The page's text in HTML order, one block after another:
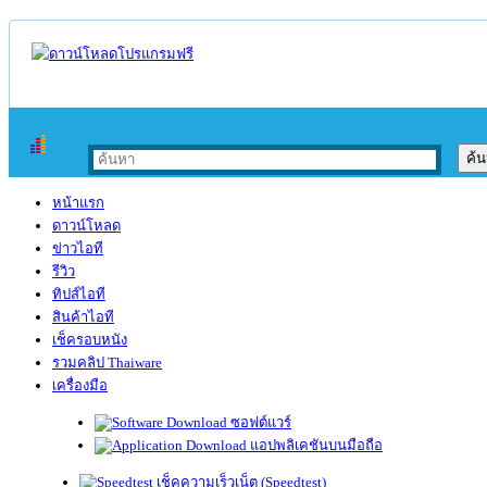
หน้าแรก
ดาวน์โหลด
ข่าวไอที
รีวิว
ทิปส์ไอที
สินค้าไอที
เช็ครอบหนัง
รวมคลิป Thaiware
เครื่องมือ
ซอฟต์แวร์
แอปพลิเคชันบนมือถือ
เช็คความเร็วเน็ต (Speedtest)